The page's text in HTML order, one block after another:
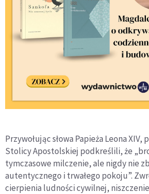
Przywołując słowa Papieża Leona
Stolicy Apostolskiej podkreślili, że
tymczasowe milczenie, ale nigdy nie
autentycznego i trwałego pokoju”.
cierpienia ludności cywilnej,